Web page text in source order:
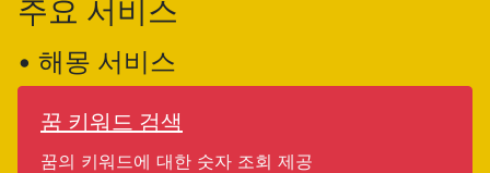
주요 서비스
• 해몽 서비스
꿈 키워드 검색
꿈의 키워드에 대한 숫자 조회 제공